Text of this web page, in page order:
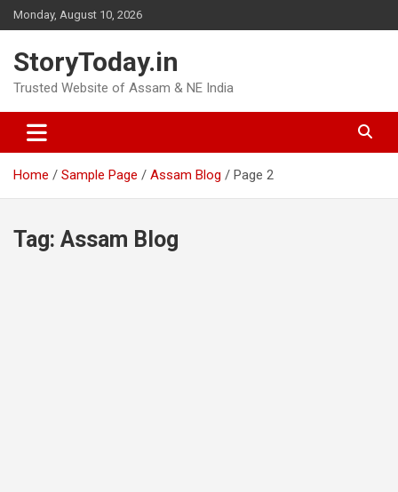
Skip
to
Monday, August 10, 2026
StoryToday.in
Trusted Website of Assam & NE India
Home Sample Page Assam Blog Page 2
Tag: Assam Blog